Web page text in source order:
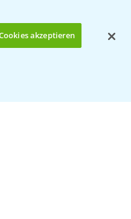
akzeptieren